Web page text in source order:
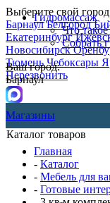
Выберите свой город
БарнаулБелгород
Екатеринбург
Новосибирск
ТюменьЧебоксары
Перезвонить
Гидромассаж
Что
Собрать
Ваш город:
Барнаул
Магазины
Каталог товаров
Главная
- Каталог
- Мебель для
- Готовые